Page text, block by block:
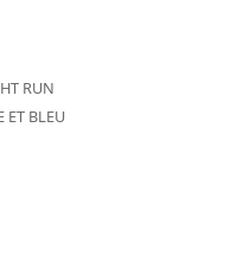
RUN
ET BLEU